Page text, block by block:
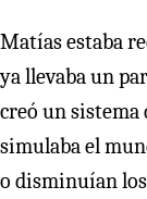
Matías estaba
ya llevaba un
creó un sistema
simulaba el
o disminuían